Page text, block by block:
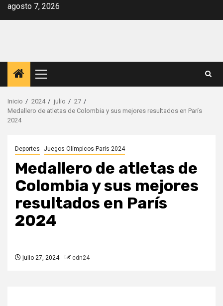
Saltar
agosto 7, 2026
Menú
principal
Inicio 2024 julio
27
Medallero de atletas de Colombia y sus mejores resultados en París
2024
Deportes Juegos Olímpicos París 2024
Medallero de atletas de
Colombia y sus mejores
resultados en París
2024
julio 27, 2024 cdn24